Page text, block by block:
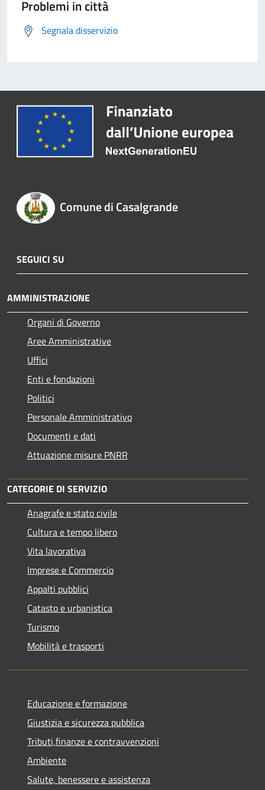
Problemi in città
Segnala disservizio
Comune di Casalgrande
SEGUICI SU
AMMINISTRAZIONE
Organi di Governo
Aree Amministrative
Uffici
Enti e fondazioni
Politici
Personale Amministrativo
Documenti e dati
Attuazione misure PNRR
CATEGORIE DI SERVIZIO
Anagrafe e stato civile
Cultura e tempo libero
Vita lavorativa
Imprese e Commercio
Appalti pubblici
Catasto e urbanistica
Turismo
Mobilità e trasporti
Educazione e formazione
Giustizia e sicurezza pubblica
Tributi,finanze e contravvenzioni
Ambiente
Salute, benessere e assistenza